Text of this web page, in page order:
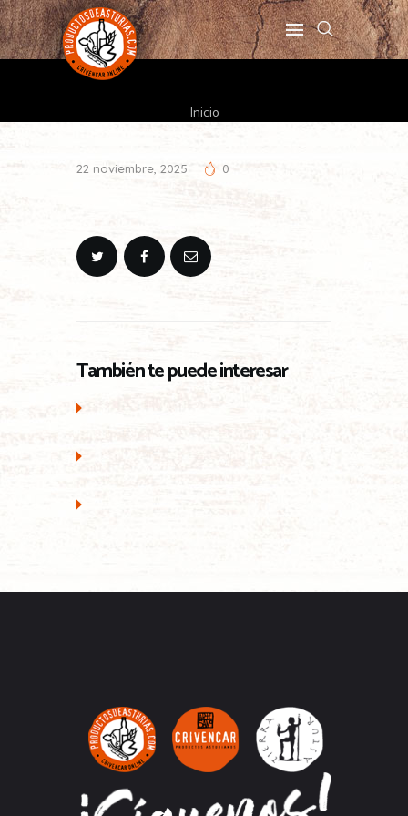
Inicio
22 noviembre, 2025 0
También te puede interesar